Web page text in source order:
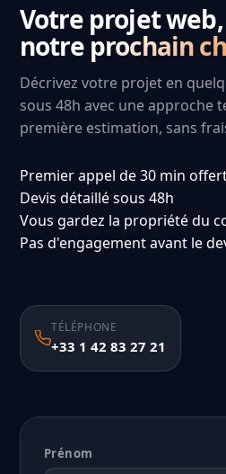
Votre projet web,
notre prochain
Décrivez votre projet en
sous 48h avec une approche
première estimation, sans
Premier appel de 30 min
Devis détaillé sous 48h
Vous gardez la propriété du
Pas d'engagement avant le
TÉLÉPHONE
+33 1 42 83 27 21
Prénom